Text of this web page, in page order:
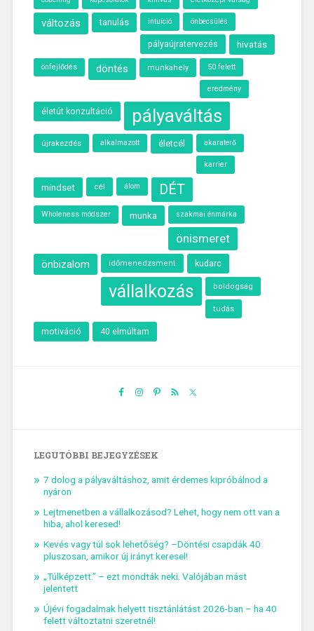
változás tanulás intuíció önbecsülés
pályaújratervezés hivatás
önfejlődés döntés munkahely 50 felett
eredmény
életút konzultáció pályaváltás
újrakezdés alkalmazott életcél akaraterő
karrier
mindset cél álom DÉT
Wholeness módszer munka szakmai énmárka
önismeret
önbizalom időmenedzsment kudarc
vállalkozás boldogság
tudás
motiváció 40 elmúltam
LEGUTÓBBI BEJEGYZÉSEK
7 dolog a pályaváltáshoz, amit érdemes kipróbálnod a
nyáron
Lejtmenetben a vállalkozásod? Lehet, hogy nem ott van a
hiba, ahol keresed!
Kevés vagy túl sok lehetőség? –Döntési csapdák 40
pluszosan, amikor új irányt keresel!
„Túlképzett.” – ezt mondták neki. Valójában mást
jelentett
Újévi fogadalmak helyett tisztánlátást 2026-ban – ha 40
felett változtatni szeretnél!